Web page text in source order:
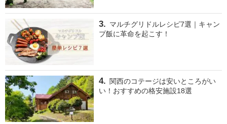
マルチグリドルレシピ7選｜キャン
プ飯に革命を起こす！
関西のコテージは安いところがい
い！おすすめの格安施設18選